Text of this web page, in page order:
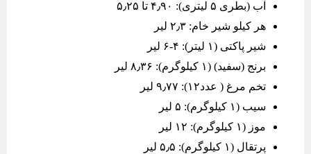
آب (بطری ۵ لیتری): ۴٫۹۰ تا ۵٫۲۵
هر کیلو شیر خام: ۲٫۳ لیر
شیر پاکتی (۱ لیتر): ۴-۶ لیر
برنج (سفید) (۱ کیلوگرم): ۸٫۳۶ لیر
تخم مرغ ( عدد۱۲): ۹٫۷۷ لیر
سیب (۱ کیلوگرم): ۵ لیر
موز (۱ کیلوگرم): ۱۲ لیر
پرتقال (۱ کیلوگرم): ۵٫۵ لیر